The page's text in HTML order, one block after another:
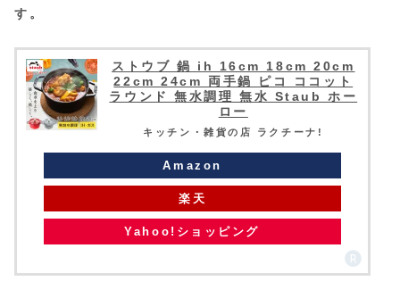
す。
ストウブ 鍋 ih 16cm 18cm 20cm
22cm 24cm 両手鍋 ピコ ココット
ラウンド 無水調理 無水 Staub ホー
ロー
キッチン・雑貨の店 ラクチーナ!
Amazon
楽天
Yahoo!ショッピング